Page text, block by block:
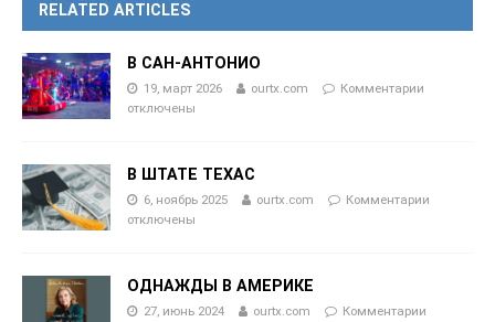
RELATED ARTICLES
В САН-АНТОНИО
19, март 2026 ourtx.com
Комментарии
отключены
В ШТАТЕ ТЕХАС
6, ноябрь 2025 ourtx.com
Комментарии
отключены
ОДНАЖДЫ В АМЕРИКЕ
27, июнь 2024 ourtx.com
Комментарии